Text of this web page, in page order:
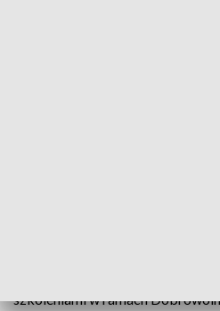
szkoleniami w ramach